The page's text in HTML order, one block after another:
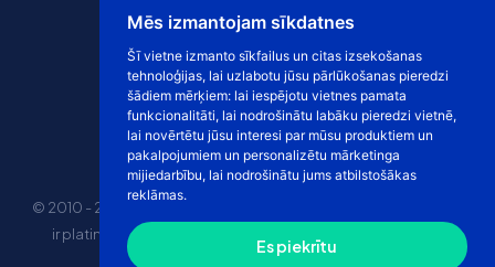
Mēs izmantojam sīkdatnes
Šī vietne izmanto sīkfailus un citas izsekošanas
tehnoloģijas, lai uzlabotu jūsu pārlūkošanas pieredzi
šādiem mērķiem: lai iespējotu vietnes pamata
funkcionalitāti, lai nodrošinātu labāku pieredzi vietnē,
lai novērtētu jūsu interesi par mūsu produktiem un
pakalpojumiem un personalizētu mārketinga
mijiedarbību, lai nodrošinātu jums atbilstošākas
reklāmas.
Es piekrītu
© 2010 - 2026 eshoprent prekinis ženklas saugomas. Kopijuoti
ir platinti svetainės turinį be sutikimo griežtai draudžiama.
Kainos nurodytos be PVM